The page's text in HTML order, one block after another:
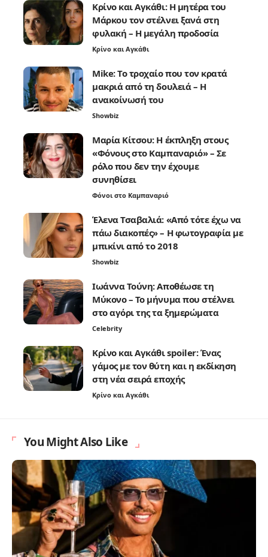
Κρίνο και Αγκάθι: Η μητέρα του
Μάρκου τον στέλνει ξανά στη
φυλακή – Η μεγάλη προδοσία
Κρίνο και Αγκάθι
Mike: Το τροχαίο που τον κρατά
μακριά από τη δουλειά – Η
ανακοίνωσή του
Showbiz
Μαρία Κίτσου: Η έκπληξη στους
«Φόνους στο Καμπαναριό» – Σε
ρόλο που δεν την έχουμε
συνηθίσει
Φόνοι στο Καμπαναριό
Έλενα Τσαβαλιά: «Από τότε έχω να
πάω διακοπές» – Η φωτογραφία με
μπικίνι από το 2018
Showbiz
Ιωάννα Τούνη: Αποθέωσε τη
Μύκονο – Το μήνυμα που στέλνει
στο αγόρι της τα ξημερώματα
Celebrity
Κρίνο και Αγκάθι spoiler: Ένας
γάμος με τον θύτη και η εκδίκηση
στη νέα σειρά εποχής
Κρίνο και Αγκάθι
You Might Also Like